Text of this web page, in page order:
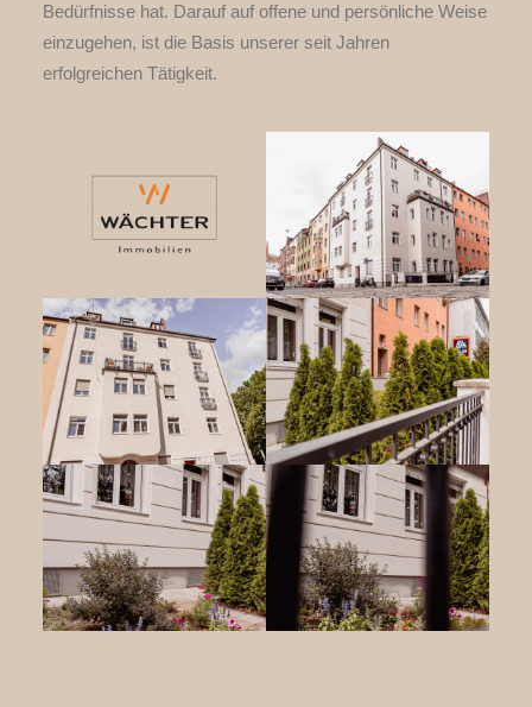
Bedürfnisse hat. Darauf auf offene und persönliche Weise
einzugehen, ist die Basis unserer seit Jahren
erfolgreichen Tätigkeit.